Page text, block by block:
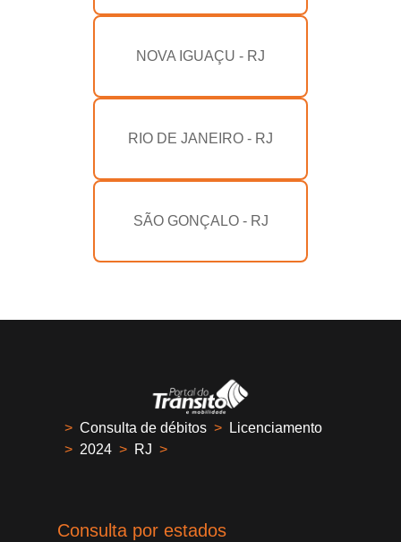
NOVA IGUAÇU - RJ
RIO DE JANEIRO - RJ
SÃO GONÇALO - RJ
> Consulta de débitos >
Licenciamento
> 2024 > RJ >
Consulta por estados